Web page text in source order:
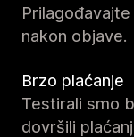
nakon objave.
Brzo plaćanje
Testirali smo
dovršili